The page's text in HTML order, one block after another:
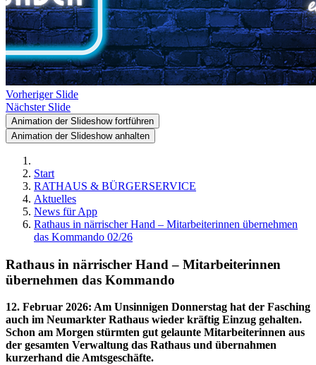
Vorheriger Slide
Nächster Slide
Animation der Slideshow fortführen
Animation der Slideshow anhalten
Start
RATHAUS & BÜRGERSERVICE
Aktuelles
News für App
Rathaus in närrischer Hand – Mitarbeiterinnen übernehmen
das Kommando 02/26
Rathaus in närrischer Hand – Mitarbeiterinnen
übernehmen das Kommando
12. Februar 2026: Am Unsinnigen Donnerstag hat der Fasching
auch im Neumarkter Rathaus wieder kräftig Einzug gehalten.
Schon am Morgen stürmten gut gelaunte Mitarbeiterinnen aus
der gesamten Verwaltung das Rathaus und übernahmen
kurzerhand die Amtsgeschäfte.